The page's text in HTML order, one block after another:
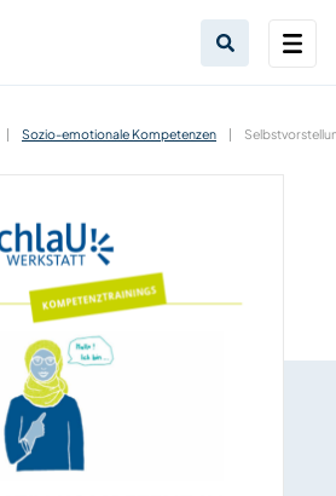
| Sozio-emotionale Kompetenzen |